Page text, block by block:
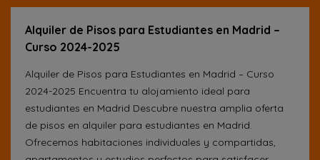
Alquiler de Pisos para Estudiantes en Madrid –
Curso 2024-2025
Alquiler de Pisos para Estudiantes en Madrid – Curso
2024-2025 Encuentra tu alojamiento ideal para
estudiantes en Madrid Descubre nuestra amplia oferta
de pisos en alquiler para estudiantes en Madrid.
Ofrecemos habitaciones individuales y compartidas,